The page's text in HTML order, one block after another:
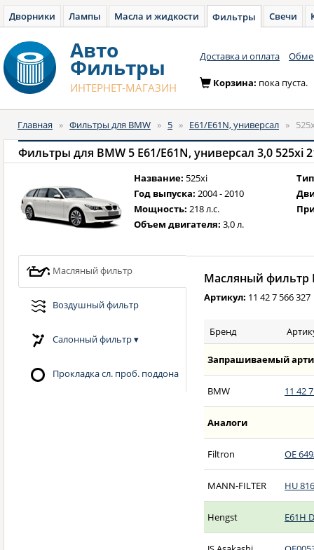
Дворники Лампы Масла и жидкости Фильтры Свечи
Авто
Фильтры
ИНТЕРНЕТ-МАГАЗИН
Доставка и оплата
Корзина: пока пуста.
Главная » Фильтры для BMW » 5 » E61/E61N, универсал »
Фильтры для BMW 5 E61/E61N, универсал 3,0 525xi
Название: 525xi
Год выпуска: 2004 - 2010
Мощность: 218 л.с.
Объем двигателя: 3,0 л.
Масляный фильтр
Воздушный фильтр
Салонный фильтр▾
Прокладка сл. проб. поддона
Масляный фильтр
Артикул: 11 42 7 566 327
Бренд
Запрашиваемый
BMW 11 42
Аналоги
Filtron OE
MANN-FILTER HU
Hengst E61H